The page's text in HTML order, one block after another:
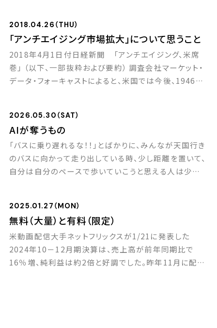
ら、全く別の視点でこの事件を観ています。 最悪シナリオ
としては、野球選手としての大谷さんの経済価値が、水
原氏の違法賭博で棄損される事態が考えられ […]
2018.04.26（THU）
「アンチエイジング市場拡大」について思うこと
2018年4月1日付日経新聞 「アンチエイジング、米席
巻」 （以下、一部抜粋および要約） 調査会社マーケット・
データ・フォーキャストによると、米国では今後、1946年
イルとして、生涯現役を通す気持ちが強く若返りの意欲
が旺盛であること等から、アンチエイジング（抗年齢）分
野の商品やサービスの市場が急拡 […]
2026.05.30（SAT）
AIが奪うもの
「バスに乗り遅れるな！！」とばかりに、みんなが天国行き
のバスに向かって走り出している時、少し距離を置いて、
自分は自分のペースで歩いていこうと思える人は少な
のではという心理状態になることは、割とよくあることで
す。一方で、天国行きのバスと思っていたが実は地獄行き
のバスだったというオチも割とよくあること […]
2025.01.27（MON）
無料（大量）と有料（限定）
米動画配信大手ネットフリックスが1/21に発表した
2024年10－12月期決算は、売上高が前年同期比で
16％増、純利益は約2倍と好調でした。昨年11月に配信